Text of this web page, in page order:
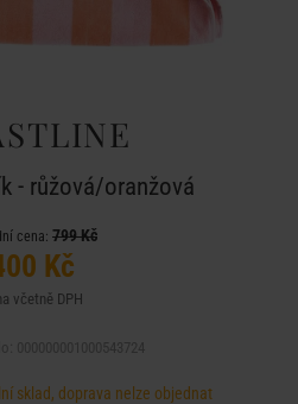
- růžová/oranžová
cena: 799 Kč
Kč
včetně DPH
sklad, doprava nelze objednat